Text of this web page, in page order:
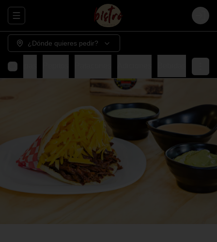
Abrir menu de navegación Login
¿Dónde quieres pedir?
Cachapas